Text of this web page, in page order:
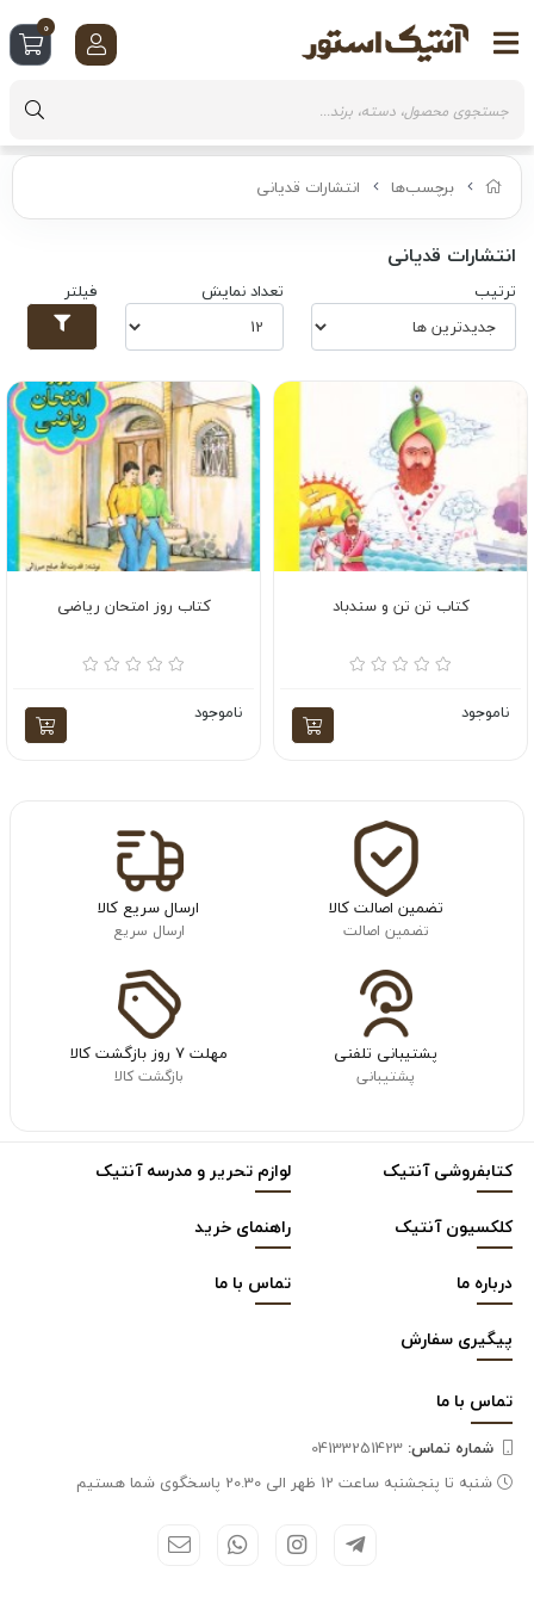
برچسب‌ها انتشارات قدیانی
انتشارات قدیانی
ترتیب تعداد نمایش فیلتر
کتاب تن تن و سندباد
ناموجود
کتاب روز امتحان ریاضی
ناموجود
تضمین اصالت کالا
تضمین اصالت
ارسال سریع کالا
ارسال سریع
پشتیبانی تلفنی
پشتیبانی
مهلت ۷ روز بازگشت کالا
بازگشت کالا
کتابفروشی آنتیک
لوازم تحریر و مدرسه آنتیک
کلکسیون آنتیک
راهنمای خرید
درباره ما
تماس با ما
پیگیری سفارش
تماس با ما
شماره تماس‌:
شنبه تا پنجشنبه ساعت 12 ظهر الی 20.30 پاسخگوی شما هستیم
0